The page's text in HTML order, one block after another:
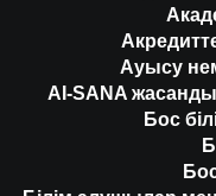
Ауысу
AI-SANA
Бос